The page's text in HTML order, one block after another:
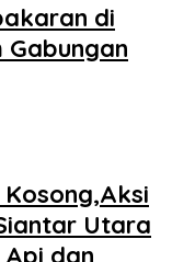
di
Gabungan
Utara
Api dan